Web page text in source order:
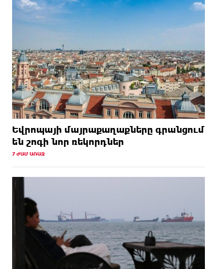
Եվրոպայի մայրաքաղաքները գրանցում
են շոգի նոր ռեկորդներ
7 ԺԱՄ ԱՌԱՋ